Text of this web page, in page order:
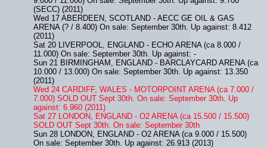
(SECC) (2011)
Wed 17 ABERDEEN, SCOTLAND - AECC GE OIL & GAS
ARENA (? / 8.400) On sale: September 30th. Up against: 8.412
(2011)
Sat 20 LIVERPOOL, ENGLAND - ECHO ARENA (ca 8.000 /
11.000) On sale: September 30th. Up against: -
Sun 21 BIRMINGHAM, ENGLAND - BARCLAYCARD ARENA (ca
10.000 / 13.000) On sale: September 30th. Up against: 13.350
(2011)
Wed 24 CARDIFF, WALES - MOTORPOINT ARENA (ca 7.000 /
7.000) SOLD OUT Sept 30th. On sale: September 30th. Up
against: 6.960 (2011)
Sat 27 LONDON, ENGLAND - O2 ARENA (ca 15.500 / 15.500)
SOLD OUT Sept 30th. On sale: September 30th
Sun 28 LONDON, ENGLAND - O2 ARENA (ca 9.000 / 15.500)
On sale: September 30th. Up against: 26.913 (2013)